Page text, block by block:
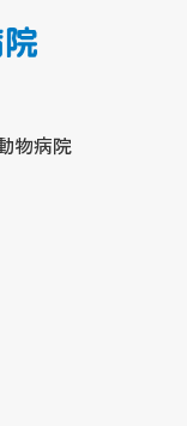
物病院